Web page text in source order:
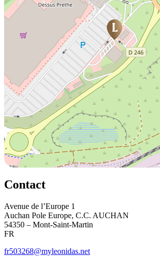
Contact
Avenue de l’Europe 1
Auchan Pole Europe, C.C. AUCHAN
54350 – Mont-Saint-Martin
FR
fr503268@myleonidas.net